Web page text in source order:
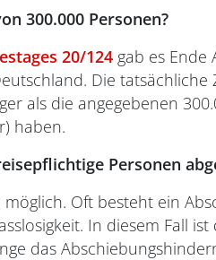
300.000 Personen?
20/124 gab es Ende
Die tatsächliche
als die angegebenen
haben.
Personen
Oft besteht ein
In diesem Fall
das